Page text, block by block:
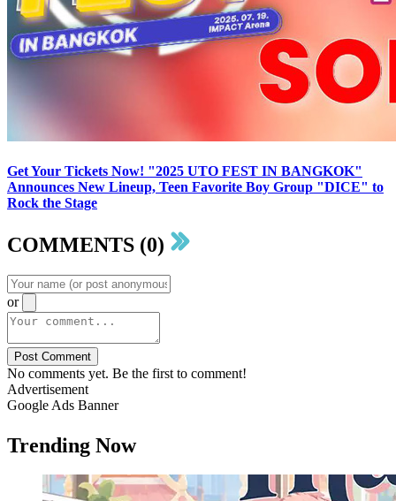
Get Your Tickets Now! "2025 UTO FEST IN BANGKOK"
Announces New Lineup, Teen Favorite Boy Group "DICE" to
Rock the Stage
COMMENTS (0)
or
Post Comment
No comments yet. Be the first to comment!
Advertisement
Google Ads Banner
Trending Now